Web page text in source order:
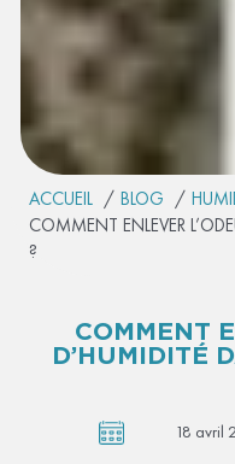
ACCUEIL BLOG
COMMENT ENLEVER
?
COMMENT
D’HUMIDITÉ
18 avril